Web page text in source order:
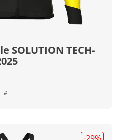
SOLUTION TECH-
#